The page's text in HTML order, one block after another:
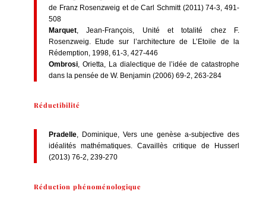
de Franz Rosenzweig et de Carl Schmitt (2011) 74-3, 491-
508
Marquet, Jean-François, Unité et totalité chez F.
Rosenzweig. Etude sur l’architecture de L’Etoile de la
Rédemption, 1998, 61-3, 427-446
Ombrosi, Orietta, La dialectique de l’idée de catastrophe
dans la pensée de W. Benjamin (2006) 69-2, 263-284
Réductibilité
Pradelle, Dominique, Vers une genèse a-subjective des
idéalités mathématiques. Cavaillès critique de Husserl
(2013) 76-2, 239-270
Réduction phénoménologique